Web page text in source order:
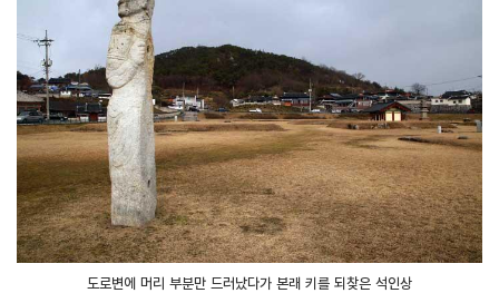
도로변에 머리 부분만 드러났다가 본래 키를 되찾은 석인상